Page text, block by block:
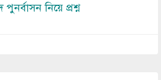
নিয়ে প্রশ্ন